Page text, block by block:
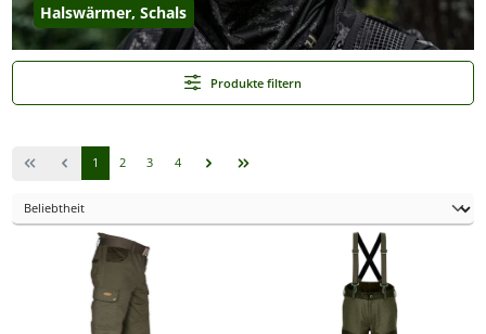
Halswärmer, Schals
Produkte filtern
Seite
1 Seite
2 Seite
3 Seite
4